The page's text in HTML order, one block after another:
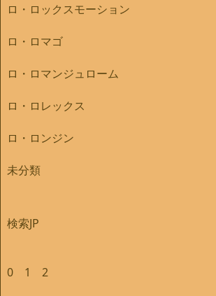
ロ・ロックスモーション
ロ・ロマゴ
ロ・ロマンジュローム
ロ・ロレックス
ロ・ロンジン
未分類
検索JP
0 1 2